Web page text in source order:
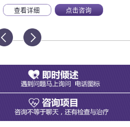
查看详细 点击咨询